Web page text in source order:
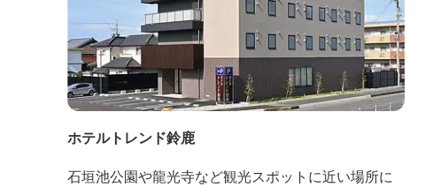
ホテルトレンド鈴鹿
石垣池公園や龍光寺など観光スポットに近い場所に